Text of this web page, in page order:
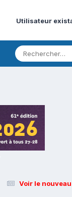
Utilisateur
Voir le